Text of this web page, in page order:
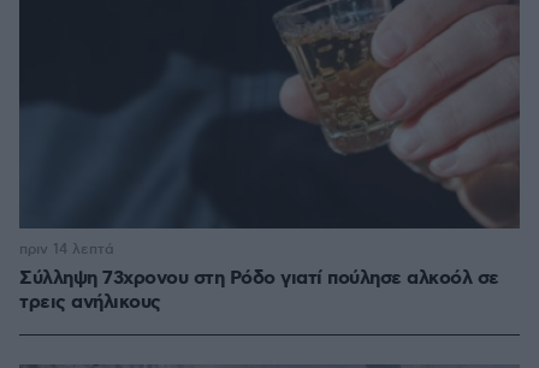
Σύλληψη 73χρονου στη Ρόδο γιατί πούλησε αλκοόλ σε
τρεις ανήλικους
πριν 14 λεπτά